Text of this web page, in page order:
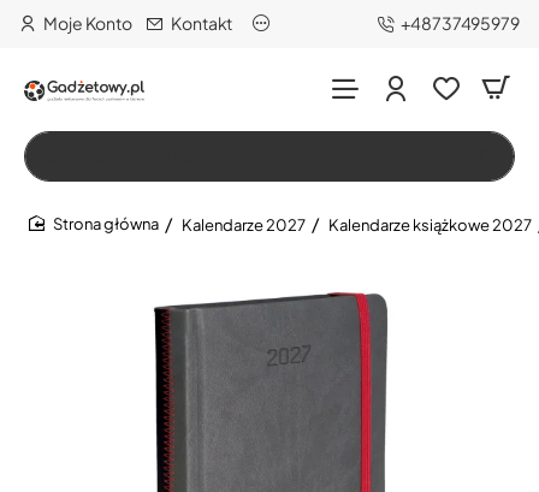
Moje Konto Kontakt +48737495979
Szukaj…
Kalendarze 2027 Kalendarze książkowe 2027